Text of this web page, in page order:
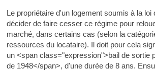
Le propriétaire d'un logement soumis à la loi
décider de faire cesser ce régime pour
marché, dans certains cas (selon la
ressources du locataire). Il doit pour cela
un <span class="expression">bail de sortie
de 1948</span>, d'une durée de 8 ans.